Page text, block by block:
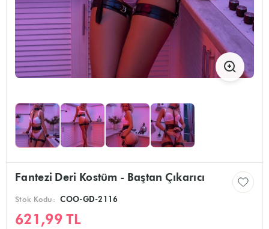
Fantezi Deri Kostüm - Baştan Çıkarıcı
Stok Kodu: COO-GD-2116
621,99 TL